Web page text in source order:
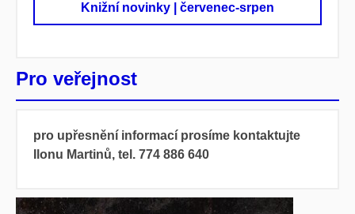
Knižní novinky | červenec-srpen
Pro veřejnost
pro upřesnění informací prosíme kontaktujte
Ilonu Martinů, tel. 774 886 640